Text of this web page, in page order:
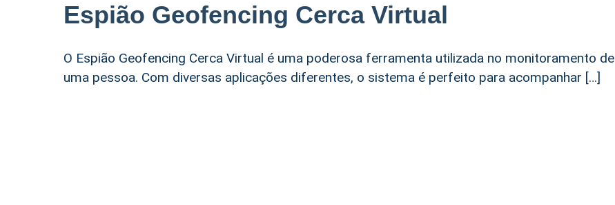
Espião Geofencing Cerca Virtual
O Espião Geofencing Cerca Virtual é uma poderosa ferramenta utilizada no monitoramento de
uma pessoa. Com diversas aplicações diferentes, o sistema é perfeito para acompanhar […]